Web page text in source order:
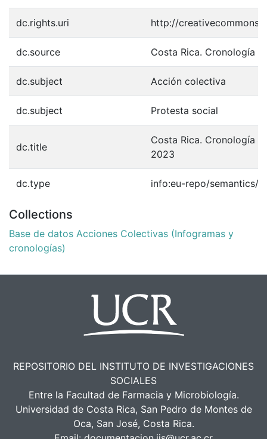
dc.rights.uri http://
dc.source Costa Rica. Cronología
dc.subject Acción colectiva
dc.subject Protesta social
dc.title
Costa Rica. Cronología
2023
dc.type info:eu-repo/semantics/
Collections
Base de datos Acciones Colectivas (Infogramas y
cronologías)
REPOSITORIO DEL INSTITUTO DE INVESTIGACIONES
SOCIALES
Entre la Facultad de Farmacia y Microbiología.
Universidad de Costa Rica, San Pedro de Montes de
Oca, San José, Costa Rica.